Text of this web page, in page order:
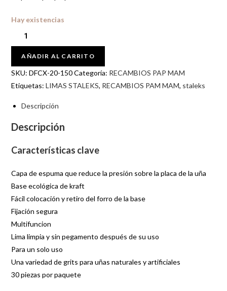
Hay existencias
AÑADIR AL CARRITO
SKU:DFCX-20-150 Categoría: RECAMBIOS PAP MAM
Etiquetas:LIMAS STALEKS, RECAMBIOS PAM MAM, staleks
Descripción
Descripción
Características clave
Capa de espuma que reduce la presión sobre la placa de la uña
Base ecológica de kraft
Fácil colocación y retiro del forro de la base
Fijación segura
Multifuncion
Lima limpia y sin pegamento después de su uso
Para un solo uso
Una variedad de grits para uñas naturales y artificiales
30 piezas por paquete